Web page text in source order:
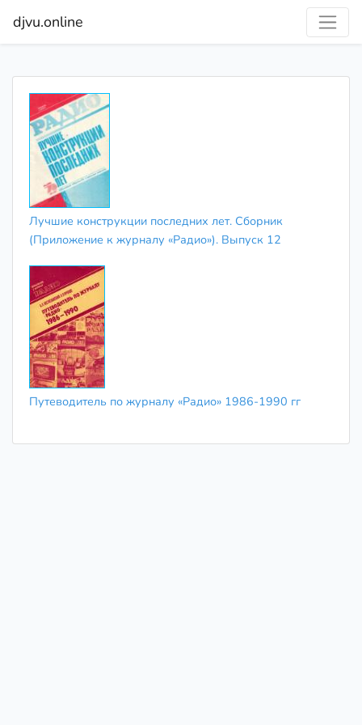
djvu.online
Лучшие конструкции последних лет. Сборник
(Приложение к журналу «Радио»). Выпуск 12
Путеводитель по журналу «Радио» 1986-1990 гг